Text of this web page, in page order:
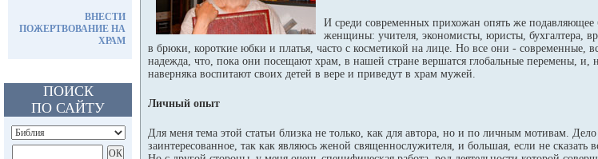
ВНЕСТИ
ПОЖЕРТВОВАНИЕ НА
ХРАМ
ПОИСК
ПО САЙТУ
И среди современных прихожан опять же подавляющее
женщины: учителя, экономисты, юристы, бухгалтера,
в брюки, короткие юбки и платья, часто с косметикой на лице. Но все они -
надежда, что, пока они посещают храм, в нашей стране вершатся глобальные перемены,
наверняка воспитают своих детей в вере и приведут в храм мужей.
Личный опыт
Для меня тема этой статьи близка не только, как для автора, но и по личным мотивам.
заинтересованное, так как являюсь женой священнослужителя, и большая, если не сказать